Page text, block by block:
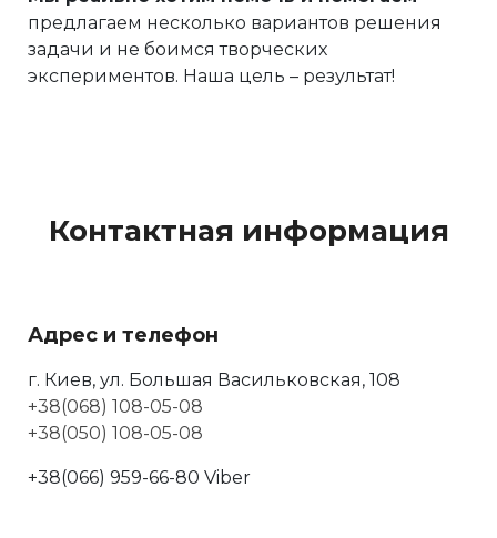
предлагаем несколько вариантов решения
задачи и не боимся творческих
экспериментов. Наша цель – результат!
Контактная информация
Адрес и телефон
г. Киев, ул. Большая Васильковская, 108
+38(068) 108-05-08
+38(050) 108-05-08
+38(066) 959-66-80 Viber